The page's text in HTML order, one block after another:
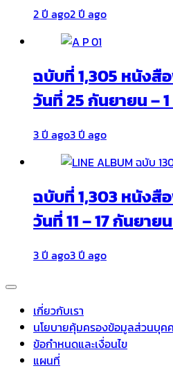
2 ปี ago2 ปี ago
ฉบับที่ 1,305 หนังสื
วันที่ 25 กันยายน –
3 ปี ago3 ปี ago
ฉบับที่ 1,303 หนังสื
วันที่ 11 – 17 กันยาย
3 ปี ago3 ปี ago
เกี่ยวกับเรา
นโยบายคุ้มครองข้อมูลส่วนบุค
ข้อกำหนดและเงื่อนไข
แผนที่